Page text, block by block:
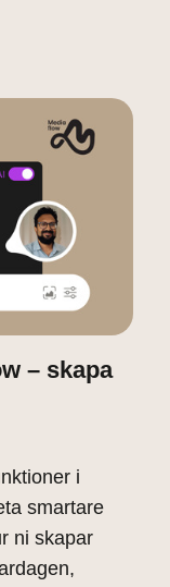
– skapa
i
smartare
ni skapar